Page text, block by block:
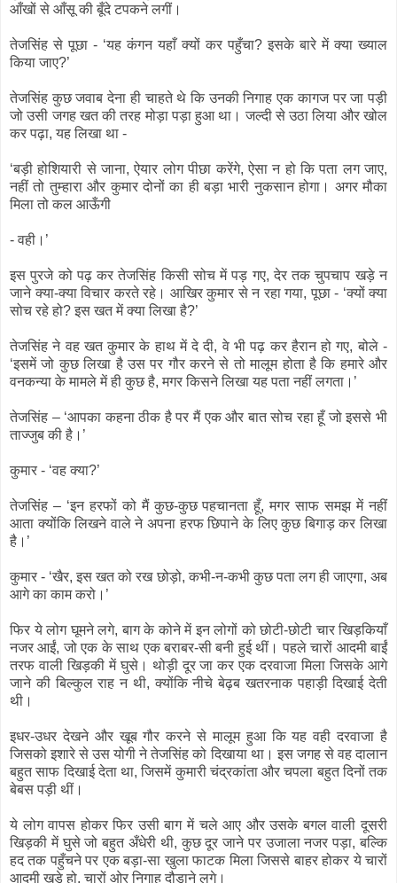
आँखों से आँसू की बूँदे टपकने लगीं।
तेजसिंह से पूछा - ‘यह कंगन यहाँ क्यों कर पहुँचा? इसके बारे में क्या ख्याल
किया जाए?’
तेजसिंह कुछ जवाब देना ही चाहते थे कि उनकी निगाह एक कागज पर जा पड़ी
जो उसी जगह खत की तरह मोड़ा पड़ा हुआ था। जल्दी से उठा लिया और खोल
कर पढ़ा, यह लिखा था -
‘बड़ी होशियारी से जाना, ऐयार लोग पीछा करेंगे, ऐसा न हो कि पता लग जाए,
नहीं तो तुम्हारा और कुमार दोनों का ही बड़ा भारी नुकसान होगा। अगर मौका
मिला तो कल आऊँगी
- वही।’
इस पुरजे को पढ़ कर तेजसिंह किसी सोच में पड़ गए, देर तक चुपचाप खड़े न
जाने क्या-क्या विचार करते रहे। आखिर कुमार से न रहा गया, पूछा - ‘क्यों क्या
सोच रहे हो? इस खत में क्या लिखा है?’
तेजसिंह ने वह खत कुमार के हाथ में दे दी, वे भी पढ़ कर हैरान हो गए, बोले -
‘इसमें जो कुछ लिखा है उस पर गौर करने से तो मालूम होता है कि हमारे और
वनकन्या के मामले में ही कुछ है, मगर किसने लिखा यह पता नहीं लगता।’
तेजसिंह – ‘आपका कहना ठीक है पर मैं एक और बात सोच रहा हूँ जो इससे भी
ताज्जुब की है।’
कुमार - ‘वह क्या?’
तेजसिंह – ‘इन हरफों को मैं कुछ-कुछ पहचानता हूँ, मगर साफ समझ में नहीं
आता क्योंकि लिखने वाले ने अपना हरफ छिपाने के लिए कुछ बिगाड़ कर लिखा
है।’
कुमार - ‘खैर, इस खत को रख छोड़ो, कभी-न-कभी कुछ पता लग ही जाएगा, अब
आगे का काम करो।’
फिर ये लोग घूमने लगे, बाग के कोने में इन लोगों को छोटी-छोटी चार खिड़कियाँ
नजर आईं, जो एक के साथ एक बराबर-सी बनी हुई थीं। पहले चारों आदमी बाईं
तरफ वाली खिड़की में घुसे। थोड़ी दूर जा कर एक दरवाजा मिला जिसके आगे
जाने की बिल्कुल राह न थी, क्योंकि नीचे बेढ़ब खतरनाक पहाड़ी दिखाई देती
थी।
इधर-उधर देखने और खूब गौर करने से मालूम हुआ कि यह वही दरवाजा है
जिसको इशारे से उस योगी ने तेजसिंह को दिखाया था। इस जगह से वह दालान
बहुत साफ दिखाई देता था, जिसमें कुमारी चंद्रकांता और चपला बहुत दिनों तक
बेबस पड़ी थीं।
ये लोग वापस होकर फिर उसी बाग में चले आए और उसके बगल वाली दूसरी
खिड़की में घुसे जो बहुत अँधेरी थी, कुछ दूर जाने पर उजाला नजर पड़ा, बल्कि
हद तक पहुँचने पर एक बड़ा-सा खुला फाटक मिला जिससे बाहर होकर ये चारों
आदमी खड़े हो, चारों ओर निगाह दौड़ाने लगे।